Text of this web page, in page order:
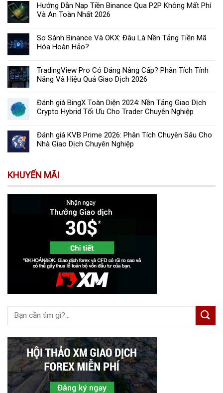
Hướng Dẫn Nạp Tiền Binance Qua P2P Không Mất Phí
Và An Toàn Nhất 2026
So Sánh Binance Và OKX: Đâu Là Nền Tảng Tiền Mã
Hóa Hoàn Hảo?
TradingView Pro Có Đáng Nâng Cấp? Phân Tích Tính
Năng Và Hiệu Quả Giao Dịch 2026
Đánh giá BingX Toàn Diện 2024: Nền Tảng Giao Dịch
Crypto Hybrid Tối Ưu Cho Trader Chuyên Nghiệp
Đánh giá KVB Prime 2026: Phân Tích Chuyên Sâu Cho
Nhà Giao Dịch Chuyên Nghiệp
KHUYẾN MÃI